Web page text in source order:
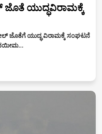
ಜೊತೆ ಯುದ್ಧವಿರಾಮಕ್ಕೆ
ಜೊತೆಗೆ ಯುದ್ಧ ವಿರಾಮಕ್ಕೆ ಸಂಘಟನೆ
ನಯೀಮ…